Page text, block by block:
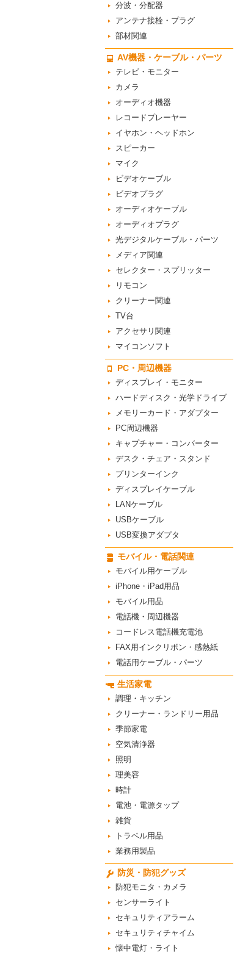
分波・分配器
アンテナ接栓・プラグ
部材関連
AV機器・ケーブル・パーツ
テレビ・モニター
カメラ
オーディオ機器
レコードプレーヤー
イヤホン・ヘッドホン
スピーカー
マイク
ビデオケーブル
ビデオプラグ
オーディオケーブル
オーディオプラグ
光デジタルケーブル・パーツ
メディア関連
セレクター・スプリッター
リモコン
クリーナー関連
TV台
アクセサリ関連
マイコンソフト
PC・周辺機器
ディスプレイ・モニター
ハードディスク・光学ドライブ
メモリーカード・アダプター
PC周辺機器
キャプチャー・コンバーター
デスク・チェア・スタンド
プリンターインク
ディスプレイケーブル
LANケーブル
USBケーブル
USB変換アダプタ
モバイル・電話関連
モバイル用ケーブル
iPhone・iPad用品
モバイル用品
電話機・周辺機器
コードレス電話機充電池
FAX用インクリボン・感熱紙
電話用ケーブル・パーツ
生活家電
調理・キッチン
クリーナー・ランドリー用品
季節家電
空気清浄器
照明
理美容
時計
電池・電源タップ
雑貨
トラベル用品
業務用製品
防災・防犯グッズ
防犯モニタ・カメラ
センサーライト
セキュリティアラーム
セキュリティチャイム
懐中電灯・ライト